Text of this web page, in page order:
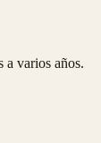
a varios años.